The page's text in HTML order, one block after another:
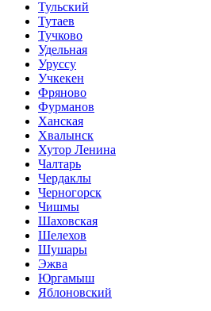
Тульский
Тутаев
Тучково
Удельная
Уруссу
Учкекен
Фряново
Фурманов
Ханская
Хвалынск
Хутор Ленина
Чалтарь
Чердаклы
Черногорск
Чишмы
Шаховская
Шелехов
Шушары
Эжва
Юргамыш
Яблоновский